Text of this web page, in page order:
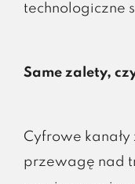
technologiczne
Same zalety,
Cyfrowe kanały
przewagę nad